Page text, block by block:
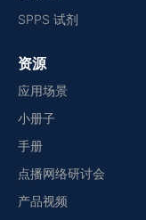
SPPS 试剂
资源
应用场景
小册子
手册
点播网络研讨会
产品视频